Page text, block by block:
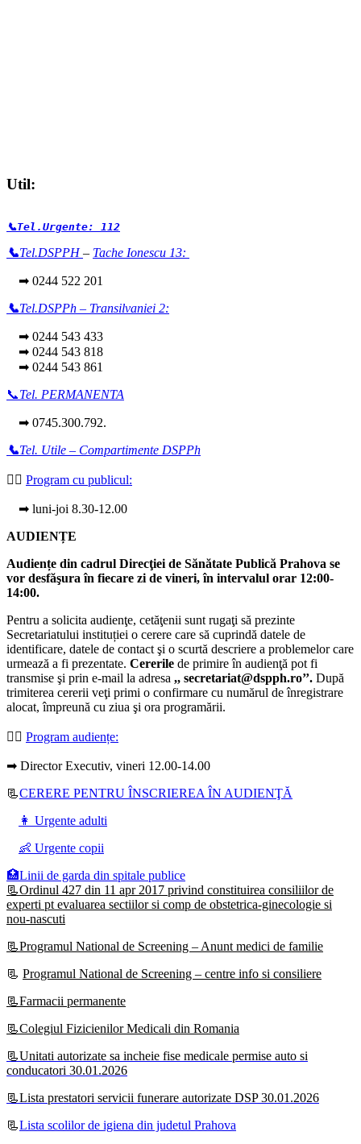
Util:
📞Tel.Urgente: 112
📞Tel.DSPPH– Tache Ionescu 13:
➡ 0244 522 201
📞Tel.DSPPh – Transilvaniei 2:
➡ 0244 543 433
➡ 0244 543 818
➡ 0244 543 861
📞Tel. PERMANENTA
➡ 0745.300.792.
📞Tel. Utile – Compartimente DSPPh
👩‍⚕️ Program cu publicul:
➡ luni-joi 8.30-12.00
AUDIENȚE
Audiențe din cadrul Direcţiei de Sănătate Publică Prahova se
vor desfăşura în fiecare zi de vineri, în intervalul orar 12:00-
14:00.
Pentru a solicita audienţe, cetăţenii sunt rugaţi să prezinte
Secretariatului instituției o cerere care să cuprindă datele de
identificare, datele de contact şi o scurtă descriere a problemelor care
urmează a fi prezentate. Cererile de primire în audienţă pot fi
transmise şi prin e-mail la adresa ,, secretariat@dspph.ro’’. După
trimiterea cererii veţi primi o confirmare cu numărul de înregistrare
alocat, împreună cu ziua şi ora programării.
👩‍⚕️ Program audiențe:
➡ Director Executiv, vineri 12.00-14.00
📃CERERE PENTRU ÎNSCRIEREA ÎN AUDIENŢĂ
👩 Urgente adulti
👶 Urgente copii
🏥Linii de garda din spitale publice
📃Ordinul 427 din 11 apr 2017 privind constituirea consiliilor de
experti pt evaluarea sectiilor si comp de obstetrica-ginecologie si
nou-nascuti
📃Programul National de Screening – Anunt medici de familie
📃 Programul National de Screening – centre info si consiliere
📃Farmacii permanente
📃Colegiul Fizicienilor Medicali din Romania
📃Unitati autorizate sa incheie fise medicale permise auto si
conducatori 30.01.2026
📃Lista prestatori servicii funerare autorizate DSP 30.01.2026
📃Lista scolilor de igiena din judetul Prahova